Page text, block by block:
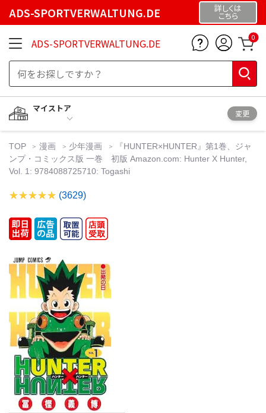
ADS-SPORTVERWALTUNG.DE 詳しくは
こちら
ADS-SPORTVERWALTUNG.DE 0
マイストア
変更
TOP 漫画 少年漫画
『HUNTER×HUNTER』第1巻、ジャ
ンプ・コミックス版 一巻 初版 Amazon.com: Hunter X Hunter,
Vol. 1: 9784088725710: Togashi
(3629)